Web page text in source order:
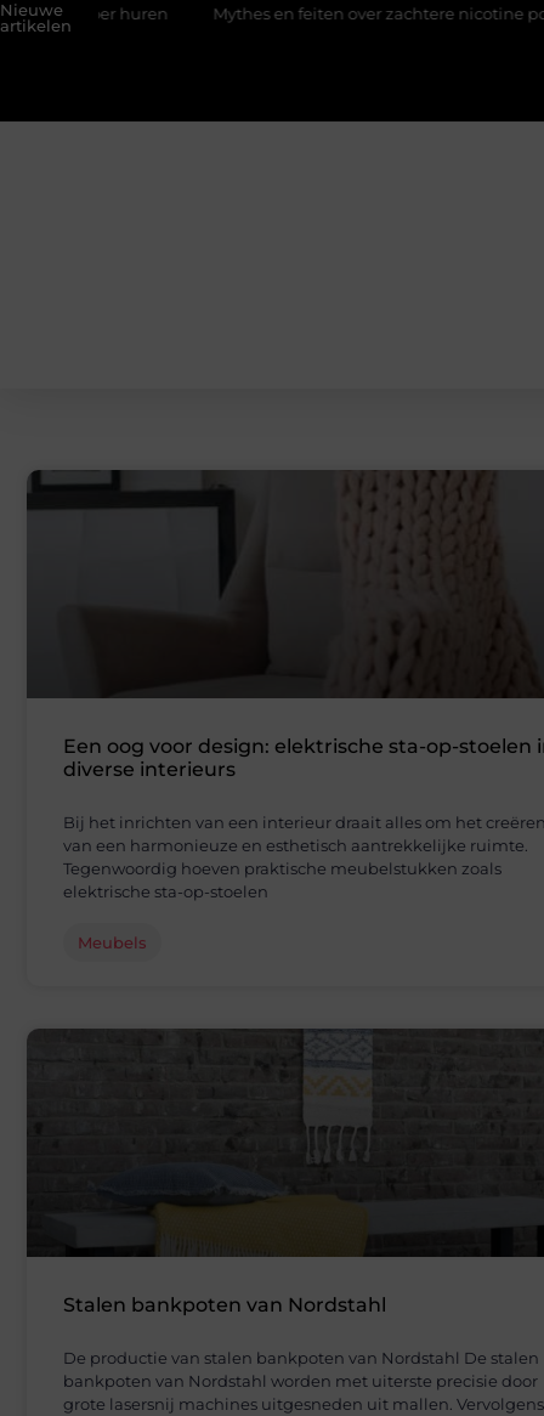
Nieuwe
artikelen
huren Mythes en feiten over zachtere nicotine pouches
Een oog voor design: elektrische sta-op-stoelen
diverse interieurs
Bij het inrichten van een interieur draait alles om het
van een harmonieuze en esthetisch aantrekkelijke ruimte.
Tegenwoordig hoeven praktische meubelstukken zoals
elektrische sta-op-stoelen
Meubels
Stalen bankpoten van Nordstahl
De productie van stalen bankpoten van Nordstahl De stalen
bankpoten van Nordstahl worden met uiterste precisie door
grote lasersnij machines uitgesneden uit mallen. Vervolgens